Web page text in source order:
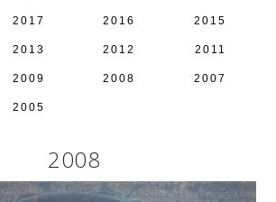
2017 2016 2015
2013 2012 2011
2009 2008 2007
2005
2008